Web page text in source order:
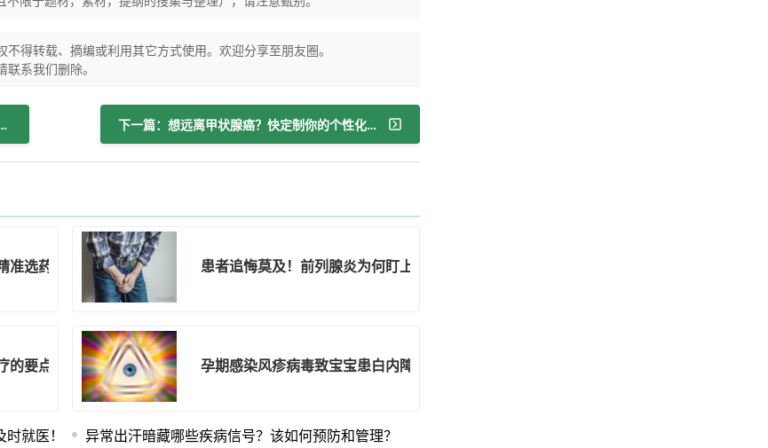
得转载、摘编或利用其它方式使用。欢迎分享至朋友圈。
系我们删除。
人群控量、巧搭配、选对做法！ 下一篇：想远离甲状腺癌？快定制你的个性化健康管理方案！
选药和综合管理是关键！ 患者追悔莫及！前列腺炎为何盯上中年男性？
的要点全给你！ 孕期感染风疹病毒致宝宝患白内障，病因咋应对？
就医！
异常出汗暗藏哪些疾病信号？该如何预防和管理？